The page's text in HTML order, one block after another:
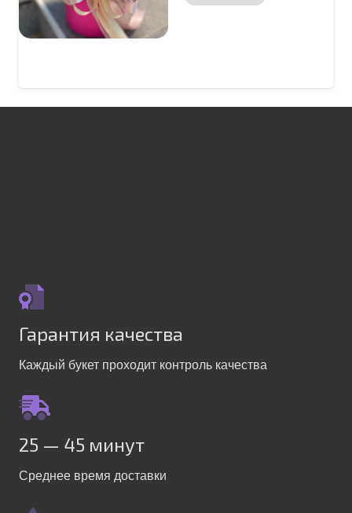
Гарантия качества
Каждый букет проходит контроль качества
25 — 45 минут
Среднее время доставки